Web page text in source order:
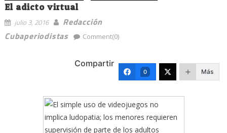
El adicto virtual
julio 3, 2016
Redacción
Cubaperiodistas
Comment(0)
Compartir
0 Más